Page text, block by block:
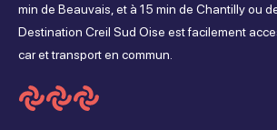
Facebook
Instagram
Youtube
Tripadvisor
min de Beauvais, et à 15 min de Chantilly ou
Destination Creil Sud Oise est facilement
car et transport en commun.